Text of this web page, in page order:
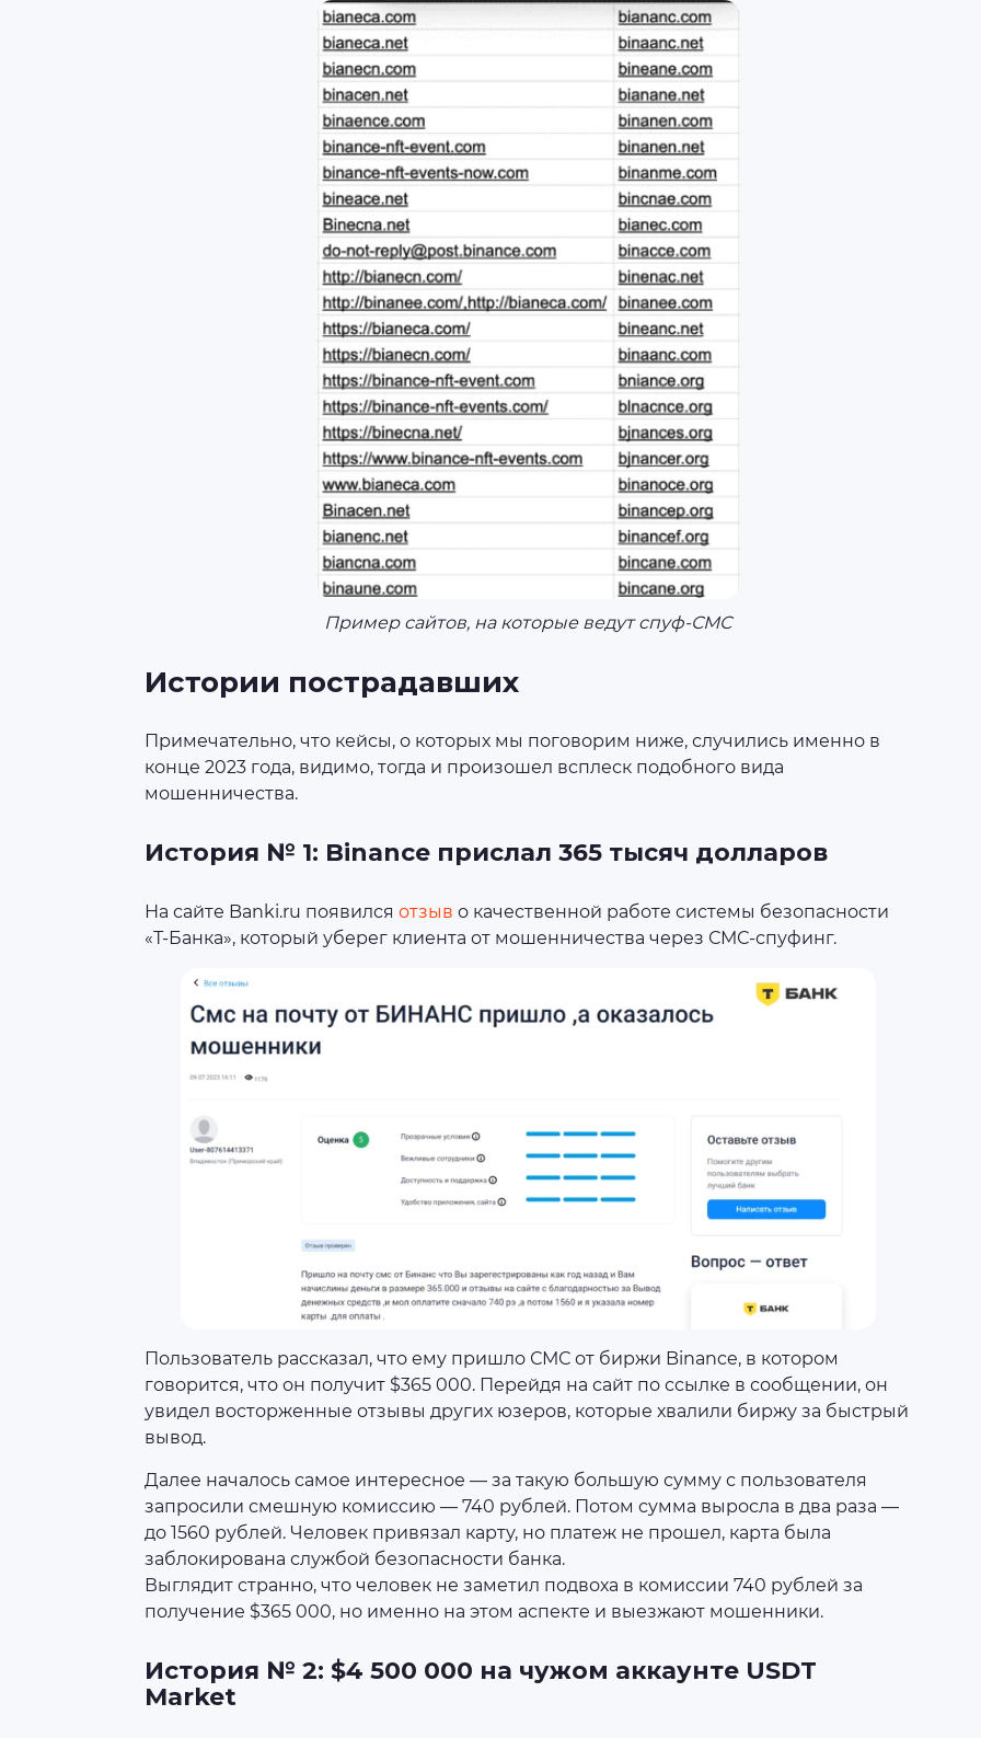
Пример сайтов, на которые ведут спуф-СМС
Истории пострадавших
Примечательно, что кейсы, о которых мы поговорим ниже, случились именно в
конце 2023 года, видимо, тогда и произошел всплеск подобного вида
мошенничества.
История № 1: Binance прислал 365 тысяч долларов
На сайте Banki.ru появился отзыв о качественной работе системы безопасности
«Т-Банка», который уберег клиента от мошенничества через СМС-спуфинг.
Пользователь рассказал, что ему пришло СМС от биржи Binance, в котором
говорится, что он получит $365 000. Перейдя на сайт по ссылке в сообщении, он
увидел восторженные отзывы других юзеров, которые хвалили биржу за быстрый
вывод.
Далее началось самое интересное — за такую большую сумму с пользователя
запросили смешную комиссию — 740 рублей. Потом сумма выросла в два раза —
до 1560 рублей. Человек привязал карту, но платеж не прошел, карта была
заблокирована службой безопасности банка.
Выглядит странно, что человек не заметил подвоха в комиссии 740 рублей за
получение $365 000, но именно на этом аспекте и выезжают мошенники.
История № 2: $4 500 000 на чужом аккаунте USDT
Market